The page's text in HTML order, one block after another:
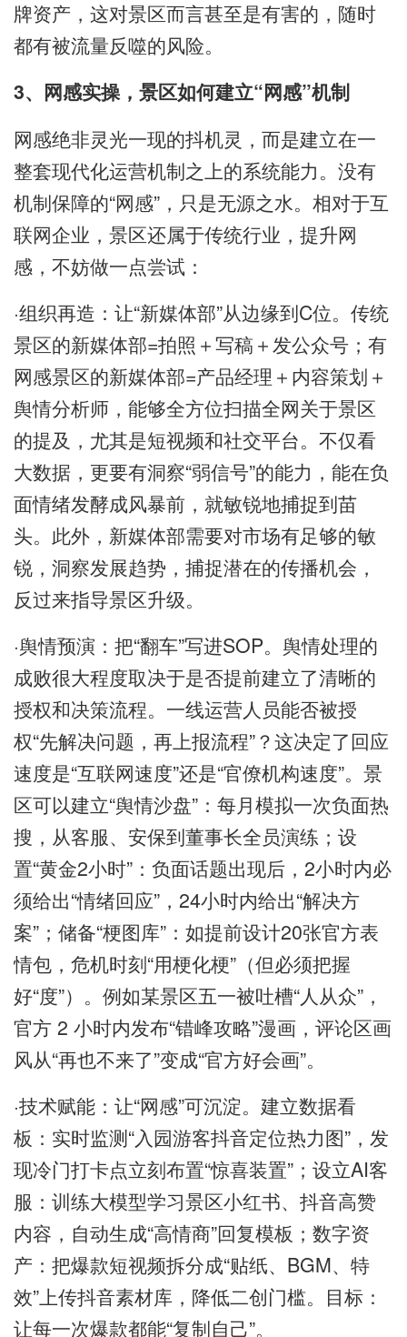
牌资产，这对景区而言甚至是有害的，随时
都有被流量反噬的风险。
3、网感实操，景区如何建立“网感”机制
网感绝非灵光一现的抖机灵，而是建立在一
整套现代化运营机制之上的系统能力。没有
机制保障的“网感”，只是无源之水。相对于互
联网企业，景区还属于传统行业，提升网
感，不妨做一点尝试：
·组织再造：让“新媒体部”从边缘到C位。传统
景区的新媒体部=拍照＋写稿＋发公众号；有
网感景区的新媒体部=产品经理＋内容策划＋
舆情分析师，能够全方位扫描全网关于景区
的提及，尤其是短视频和社交平台。不仅看
大数据，更要有洞察“弱信号”的能力，能在负
面情绪发酵成风暴前，就敏锐地捕捉到苗
头。此外，新媒体部需要对市场有足够的敏
锐，洞察发展趋势，捕捉潜在的传播机会，
反过来指导景区升级。
·舆情预演：把“翻车”写进SOP。舆情处理的
成败很大程度取决于是否提前建立了清晰的
授权和决策流程。一线运营人员能否被授
权“先解决问题，再上报流程”？这决定了回应
速度是“互联网速度”还是“官僚机构速度”。景
区可以建立“舆情沙盘”：每月模拟一次负面热
搜，从客服、安保到董事长全员演练；设
置“黄金2小时”：负面话题出现后，2小时内必
须给出“情绪回应”，24小时内给出“解决方
案”；储备“梗图库”：如提前设计20张官方表
情包，危机时刻“用梗化梗”（但必须把握
好“度”）。例如某景区五一被吐槽“人从众”，
官方 2 小时内发布“错峰攻略”漫画，评论区画
风从“再也不来了”变成“官方好会画”。
·技术赋能：让“网感”可沉淀。建立数据看
板：实时监测“入园游客抖音定位热力图”，发
现冷门打卡点立刻布置“惊喜装置”；设立AI客
服：训练大模型学习景区小红书、抖音高赞
内容，自动生成“高情商”回复模板；数字资
产：把爆款短视频拆分成“贴纸、BGM、特
效”上传抖音素材库，降低二创门槛。目标：
让每一次爆款都能“复制自己”。